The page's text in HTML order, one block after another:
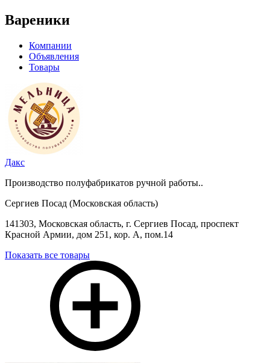
Вареники
Компании
Объявления
Товары
Дакс
Производство полуфабрикатов ручной работы..
Сергиев Посад (Московская область)
141303, Московская область, г. Сергиев Посад, проспект
Красной Армии, дом 251, кор. А, пом.14
Показать все товары